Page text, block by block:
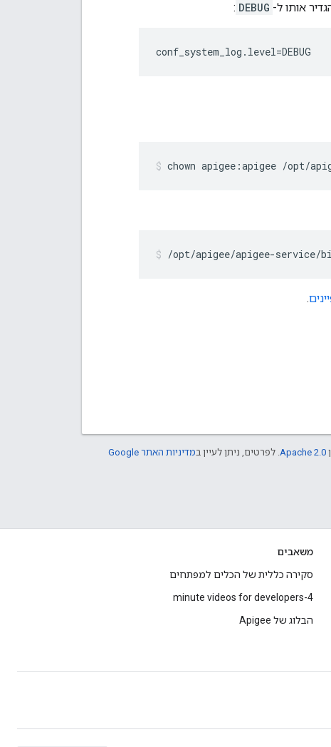
אותו ל- DEBUG
:
conf_system_log.level=DEBUG
chown apigee:apigee /opt/
/opt/apigee/apigee-service/
.
Apache 2.0. לפרטים, ניתן לעיין ב
מדיניות האתר Google
משאבים
סקירה כללית של הכלים למפתחים
4-minute videos for developers
הבלוג של Apigee